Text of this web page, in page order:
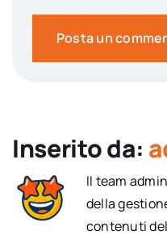
Inserito da:
Il team
della
contenuti